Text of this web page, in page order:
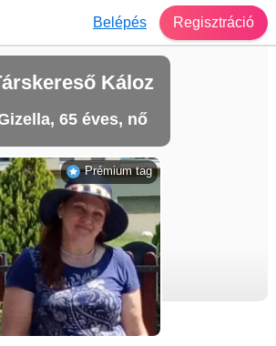
Belépés Regisztráció
Káloz
65 éves, nő
Prémium tag